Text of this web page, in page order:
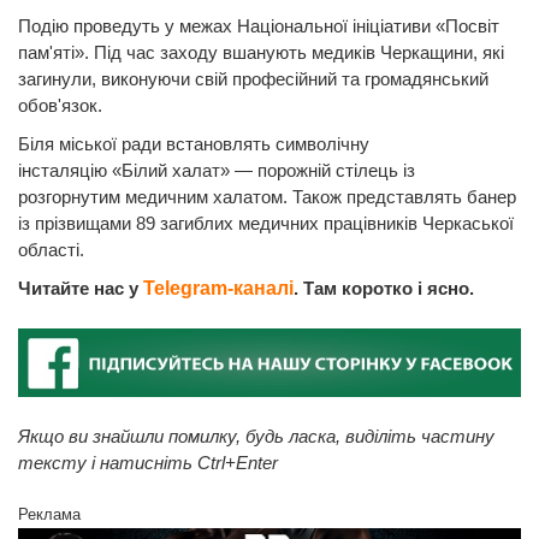
Подію проведуть у межах Національної ініціативи «Посвіт
пам'яті». Під час заходу вшанують медиків Черкащини, які
загинули, виконуючи свій професійний та громадянський
обов'язок.
Біля міської ради встановлять символічну
інсталяцію «Білий халат» — порожній стілець із
розгорнутим медичним халатом. Також представлять банер
із прізвищами 89 загиблих медичних працівників Черкаської
області.
Читайте нас у Telegram-каналі. Там коротко і ясно.
Якщо ви знайшли помилку, будь ласка, виділіть частину
тексту і натисніть Ctrl+Enter
Реклама